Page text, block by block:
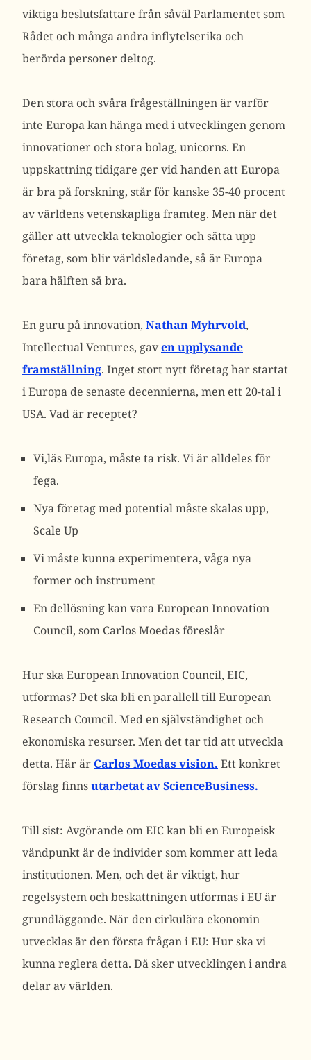
viktiga beslutsfattare från såväl Parlamentet som
Rådet och många andra inflytelserika och
berörda personer deltog.
Den stora och svåra frågeställningen är varför
inte Europa kan hänga med i utvecklingen genom
innovationer och stora bolag, unicorns. En
uppskattning tidigare ger vid handen att Europa
är bra på forskning, står för kanske 35-40 procent
av världens vetenskapliga framteg. Men när det
gäller att utveckla teknologier och sätta upp
företag, som blir världsledande, så är Europa
bara hälften så bra.
En guru på innovation, Nathan Myhrvold,
Intellectual Ventures, gaven upplysande
framställning. Inget stort nytt företag har startat
i Europa de senaste decennierna, men ett 20-tal i
USA. Vad är receptet?
Vi,läs Europa, måste ta risk. Vi är alldeles för
fega.
Nya företag med potential måste skalas upp,
Scale Up
Vi måste kunna experimentera, våga nya
former och instrument
En dellösning kan vara European Innovation
Council, som Carlos Moedas föreslår
Hur ska European Innovation Council, EIC,
utformas? Det ska bli en parallell till European
Research Council. Med en självständighet och
ekonomiska resurser. Men det tar tid att utveckla
detta. Här är Carlos Moedas vision. Ett konkret
förslag finnsutarbetat av ScienceBusiness.
Till sist: Avgörande om EIC kan bli en Europeisk
vändpunkt är de individer som kommer att leda
institutionen. Men, och det är viktigt, hur
regelsystem och beskattningen utformas i EU är
grundläggande. När den cirkulära ekonomin
utvecklas är den första frågan i EU: Hur ska vi
kunna reglera detta. Då sker utvecklingen i andra
delar av världen.